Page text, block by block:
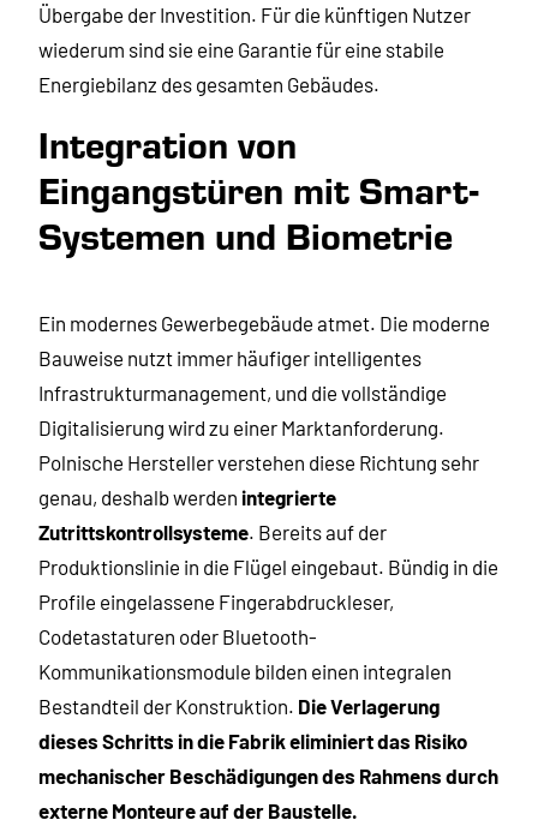
Übergabe der Investition. Für die künftigen Nutzer
wiederum sind sie eine Garantie für eine stabile
Energiebilanz des gesamten Gebäudes.
Integration von
Eingangstüren mit Smart-
Systemen und Biometrie
Ein modernes Gewerbegebäude atmet. Die moderne
Bauweise nutzt immer häufiger intelligentes
Infrastrukturmanagement, und die vollständige
Digitalisierung wird zu einer Marktanforderung.
Polnische Hersteller verstehen diese Richtung sehr
genau, deshalb werden integrierte
Zutrittskontrollsysteme. Bereits auf der
Produktionslinie in die Flügel eingebaut. Bündig in die
Profile eingelassene Fingerabdruckleser,
Codetastaturen oder Bluetooth-
Kommunikationsmodule bilden einen integralen
Bestandteil der Konstruktion. Die Verlagerung
dieses Schritts in die Fabrik eliminiertdas Risiko
mechanischer Beschädigungen des Rahmens durch
externe Monteure auf der Baustelle.